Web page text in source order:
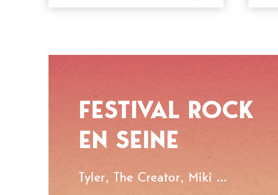
FESTIVAL ROCK
EN SEINE
Tyler, The Creator, Miki ...